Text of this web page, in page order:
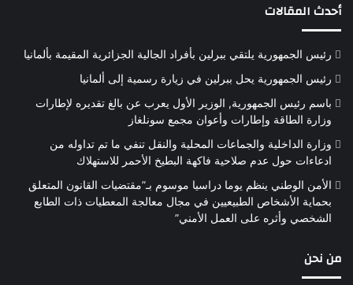
أحدث المقالات
رئيس الجمهورية يلتقي ببرلين بأفراد الجالية الجزائرية المقيمة بألمانيا
رئيس الجمهورية يحل ببرلين في زيارة رسمية إلى ألمانيا
باسم رئيس الجمهورية, الوزير الأول يعرب عن بالغ تقديره لإطارات
وزارة الطاقة وإطارات وأعوان مجمع سونلغاز
وزارة الداخلية والجماعات المحلية والنقل تنفي ما تم تداوله من
ادعاءات حول عدم صلاحية فاكهة البطيخ الأحمر للاستهلاك
الأمن الوطني ينظم يوما دراسيا موسوم بـ”مقتضيات القانون المتعلق
بحماية الأشخاص الطبيعيين في مجال معالجة المعطيات ذات الطابع
الشخصي وأثره على العمل الأمني”
من نحن